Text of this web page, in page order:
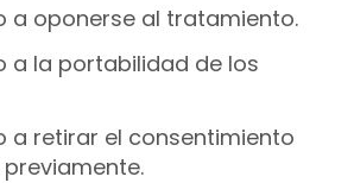
a oponerse al tratamiento.
a la portabilidad de los
a retirar el consentimiento